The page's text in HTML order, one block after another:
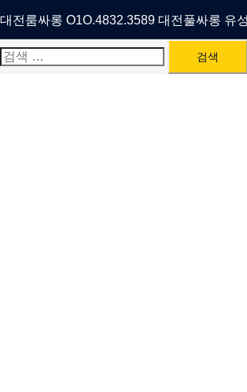
대전룸싸롱 O1O.4832.3589 대전풀싸롱 유
검